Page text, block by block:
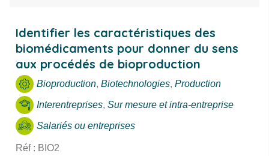
Identifier les caractéristiques des
biomédicaments pour donner du sens
aux procédés de bioproduction
Bioproduction, Biotechnologies, Production
Interentreprises, Sur mesure et intra-entreprise
Salariés ou entreprises
Réf : BIO2